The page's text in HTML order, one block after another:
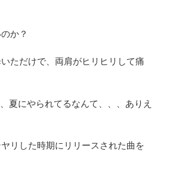
か？
ただけで、両肩がヒリヒリして痛
夏にやられてるなんて、、、ありえ
リした時期にリリースされた曲を